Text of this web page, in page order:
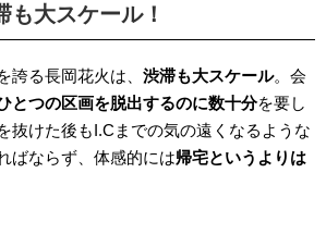
も大スケール！
誇る長岡花火は、 渋滞も大スケール。会
とつの区画を脱出するのに数十分を要し
抜けた後もI.Cまでの気の遠くなるような
ばならず、体感的には帰宅というよりは